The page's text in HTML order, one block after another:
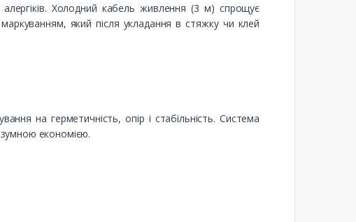
Холодний кабель живлення (3 м) спрощує
який після укладання в стяжку чи клей
на герметичність, опір і стабільність. Система
економією.